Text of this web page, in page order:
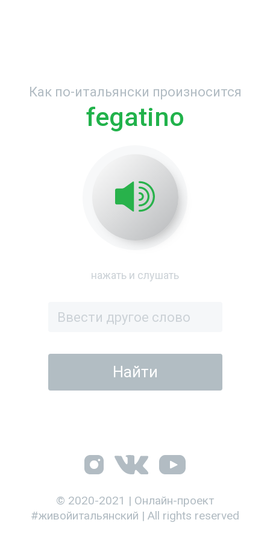
Как по-итальянски произносится
fegatino
нажать и слушать
© 2020-2021 | Онлайн-проект
#живойитальянский | All rights reserved